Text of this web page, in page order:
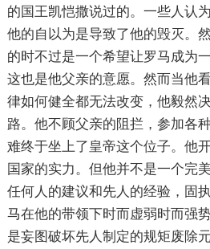
的国王凯恺撒说过的。一些人认
他的自以为是导致了他的毁灭。
的时不过是一个希望让罗马成为
这也是他父亲的意愿。然而当他
律如何健全都无法改变，他毅然
路。他不顾父亲的阻拦，参加各
难终于坐上了皇帝这个位子。他
国家的实力。但他并不是一个完
任何人的建议和先人的经验，固
马在他的带领下时而虚弱时而强
是妄图破坏先人制定的规矩废除